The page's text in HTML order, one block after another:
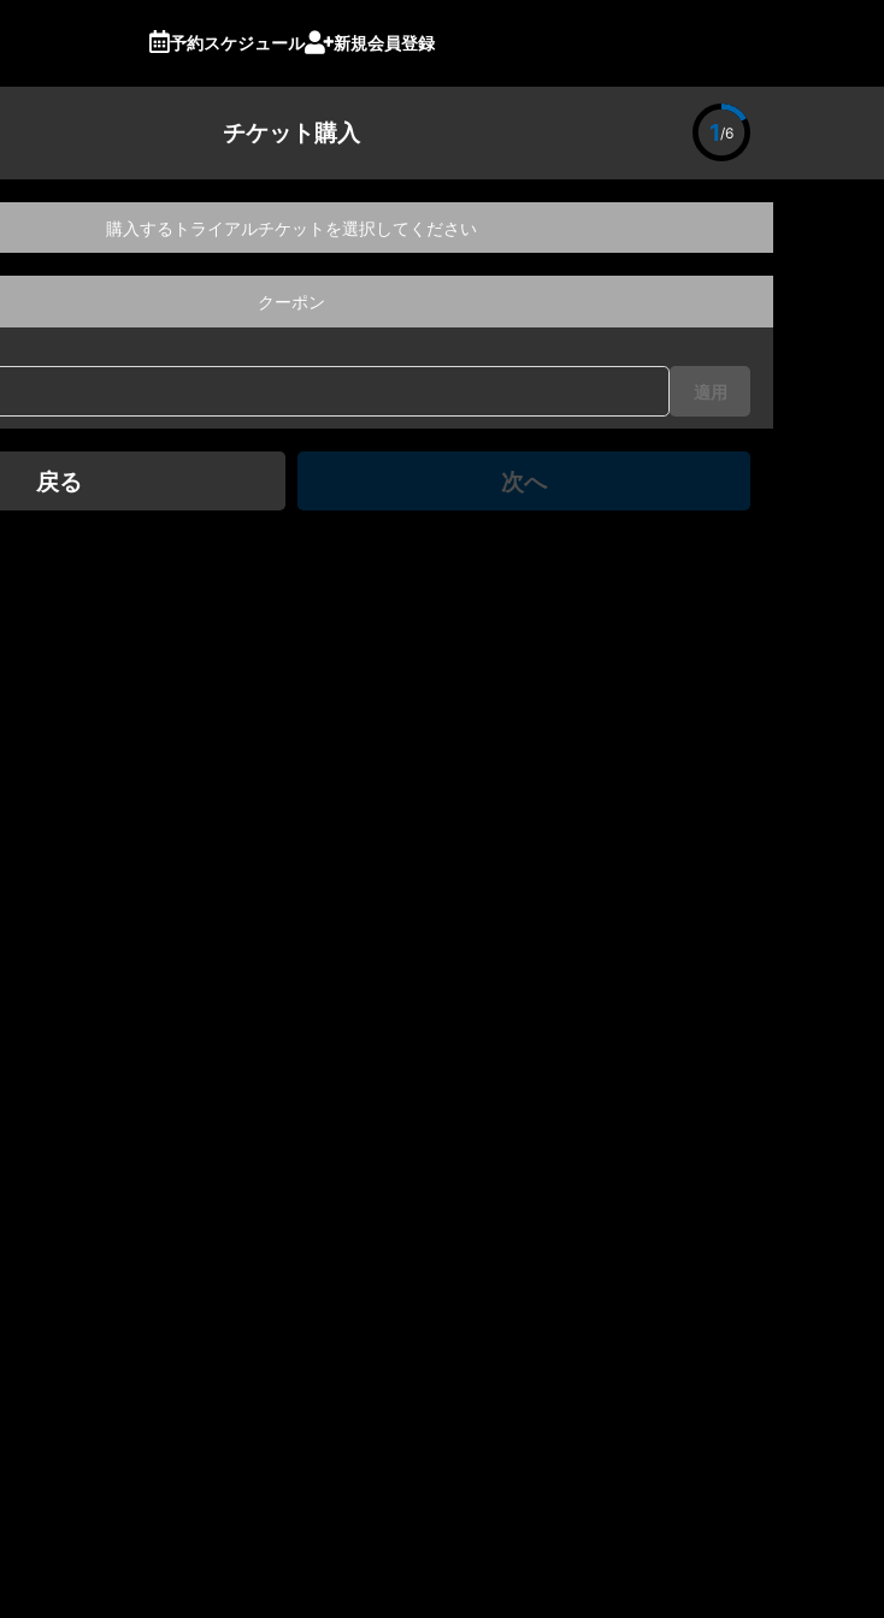
予約スケジュール 新規会員登録
チケット購入 1/6
購入するトライアルチケットを選択してください
クーポン
適用
次へ
戻る